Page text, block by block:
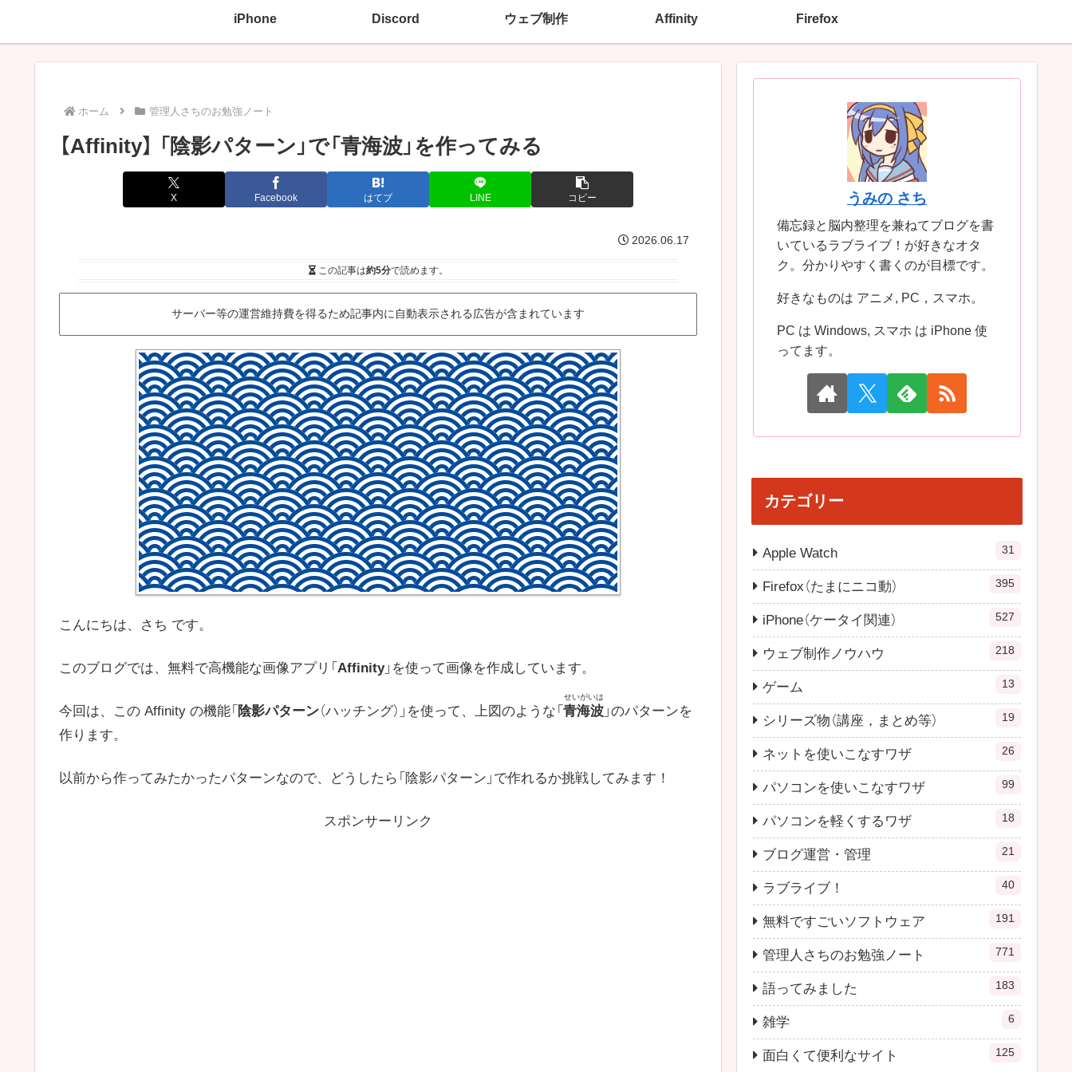
iPhone Discord ウェブ制作 Affinity Firefox
ホーム 管理人さちのお勉強ノート
【Affinity】 「陰影パターン」で「青海波」を作ってみる
X Facebook はてブ LINE コピー
2026.06.17
この記事は約5分で読めます。
サーバー等の運営維持費を得るため記事内に自動表示される広告が含まれています
こんにちは、さち です。
このブログでは、無料で高機能な画像アプリ「 Affinity」を使って画像を作成しています。
今回は、この Affinity の機能「 陰影パターン（ハッチング）」を使って、上図のような「 青海波 」のパターンを
作ります。
以前から作ってみたかったパターンなので、どうしたら「陰影パターン」で作れるか挑戦してみます！
スポンサーリンク
うみの さち
備忘録と脳内整理を兼ねてブログを書
いているラブライブ！が好きなオタ
ク。分かりやすく書くのが目標です。
好きなものは アニメ, PC，スマホ。
PC は Windows, スマホ は iPhone 使
ってます。
カテゴリー
Apple Watch 31
Firefox（たまにニコ動） 395
iPhone（ケータイ関連） 527
ウェブ制作ノウハウ 218
ゲーム 13
シリーズ物（講座，まとめ等） 19
ネットを使いこなすワザ 26
パソコンを使いこなすワザ 99
パソコンを軽くするワザ 18
ブログ運営・管理 21
ラブライブ！ 40
無料ですごいソフトウェア 191
管理人さちのお勉強ノート 771
語ってみました 183
雑学 6
面白くて便利なサイト 125